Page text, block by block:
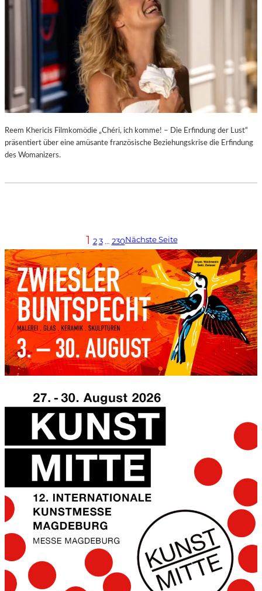
Reem Khericis Filmkomödie „Chéri, ich komme! – Die Erfindung der Lust“
präsentiert über eine amüsante französische Beziehungskrise die Erfindung
des Womanizers.
1 2 3 … 230Nächste Seite